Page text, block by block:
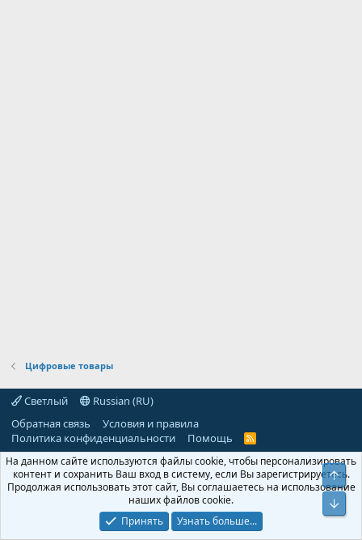
Цифровые товары
Светлый
Russian (RU)
Обратная связь
Условия и правила
Политика конфиденциальности
Помощь
R
S
На данном сайте используются файлы cookie, чтобы персонализировать
контент и сохранить Ваш вход в систему, если Вы зарегистрируетесь.
Продолжая использовать этот сайт, Вы соглашаетесь на использование
наших файлов cookie.
Принять
Узнать больше...